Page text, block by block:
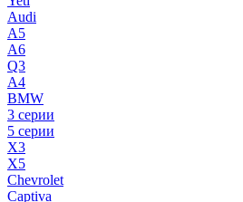
Audi
A5
A6
Q3
A4
BMW
3 серии
5 серии
X3
X5
Chevrolet
Captiva